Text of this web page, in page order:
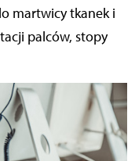
martwicy tkanek i
palców, stopy